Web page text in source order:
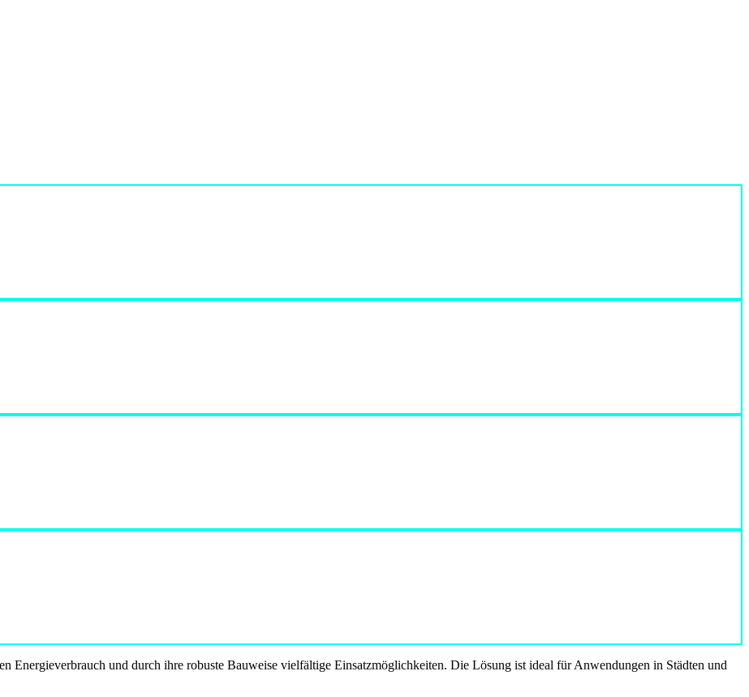
Energieverbrauch und durch ihre robuste Bauweise vielfältige Einsatzmöglichkeiten. Die Lösung ist ideal für Anwendungen in Städten und